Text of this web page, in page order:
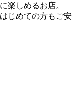
楽しめるお店。
じめての方もご安